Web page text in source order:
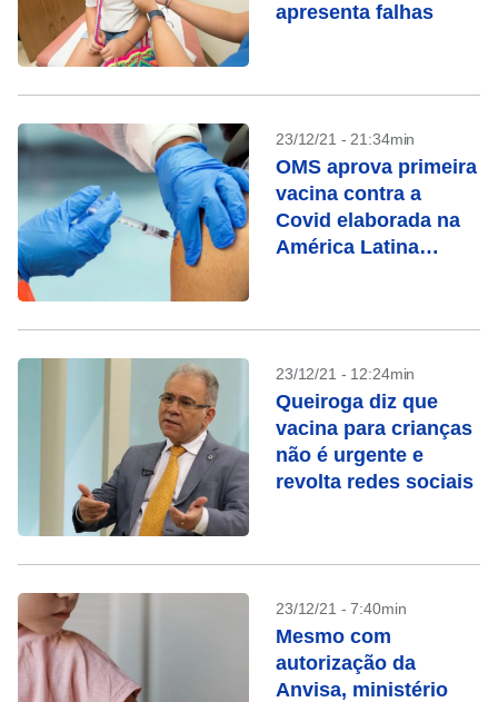
apresenta falhas
23/12/21 - 21:34min
OMS aprova primeira
vacina contra a
Covid elaborada na
América Latina
23/12/21 - 12:24min
Queiroga diz que
vacina para crianças
não é urgente e
revolta redes sociais
23/12/21 - 7:40min
Mesmo com
autorização da
Anvisa, ministério